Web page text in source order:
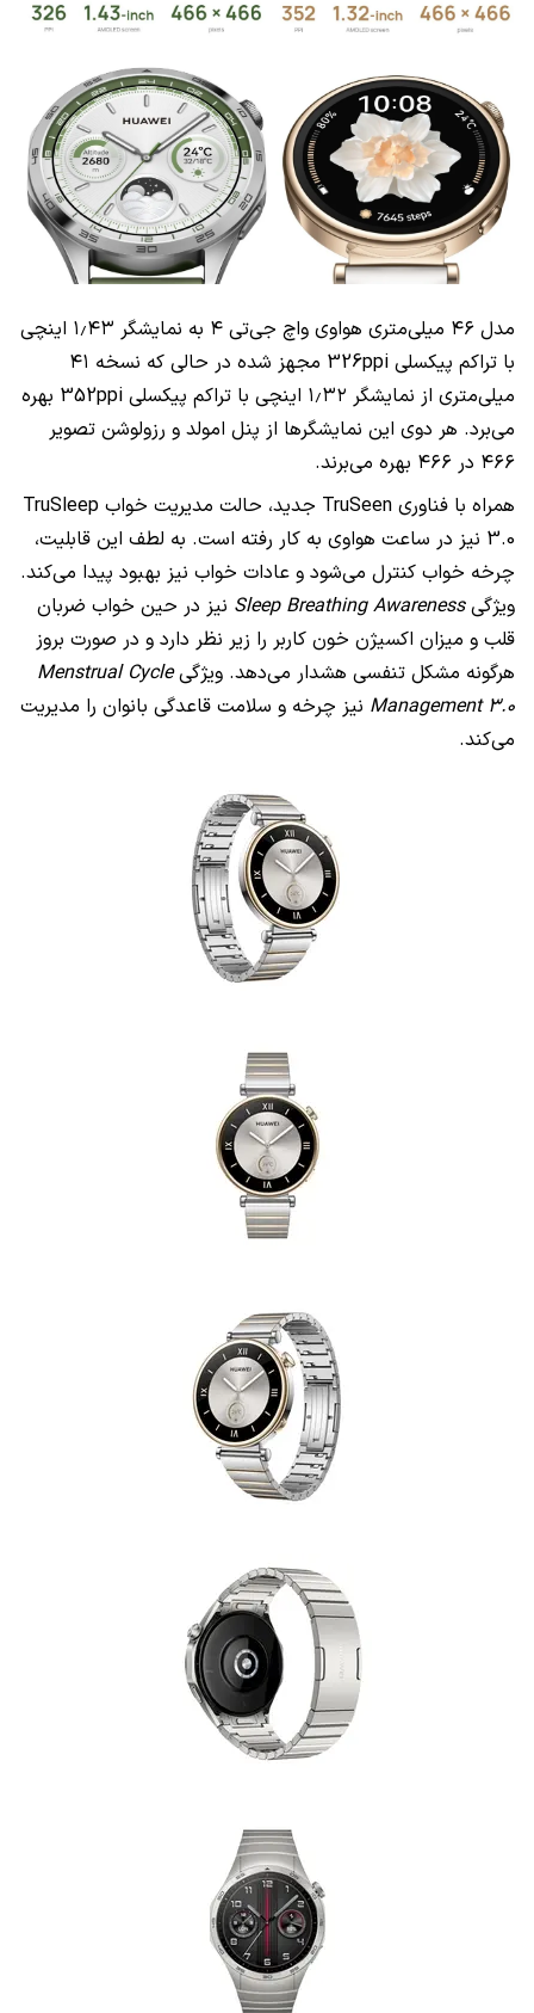
مدل ۴۶ میلی‌متری هواوی واچ جی‌تی ۴ به نمایشگر ۱٫۴۳ اینچی
با تراکم پیکسلی 326ppi مجهز شده در حالی که نسخه ۴۱
میلی‌متری از نمایشگر ۱٫۳۲ اینچی با تراکم پیکسلی 352ppi بهره
می‌برد. هر دوی این نمایشگرها از پنل امولد و رزولوشن تصویر
۴۶۶ در ۴۶۶ بهره می‌برند.
همراه با فناوری TruSeen جدید، حالت مدیریت خواب TruSleep
3.0 نیز در ساعت‌ هواوی به کار رفته است. به لطف این قابلیت،
چرخه خواب کنترل می‌شود و عادات خواب نیز بهبود پیدا می‌کند.
ویژگیSleep Breathing Awareness نیز در حین خواب ضربان
قلب و میزان اکسیژن خون کاربر را زیر نظر دارد و در صورت بروز
هرگونه مشکل تنفسی هشدار می‌دهد. ویژگیMenstrual Cycle
Management 3.0 نیز چرخه و سلامت قاعدگی بانوان را مدیریت
می‌کند.